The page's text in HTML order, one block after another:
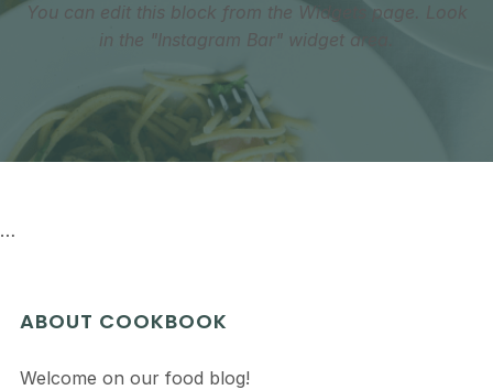
You can edit this block from the Widgets page. Look
in the "Instagram Bar" widget area.
…
ABOUT COOKBOOK
Welcome on our food blog!